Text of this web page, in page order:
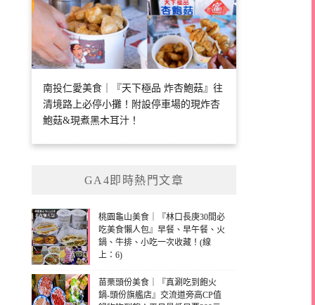
南投仁愛美食｜『天下極品 炸杏鮑菇』往
清境路上必停小攤！附設停車場的現炸杏
鮑菇&現煮黑木耳汁！
GA4即時熱門文章
桃園龜山美食｜『林口長庚30間必
吃美食懶人包』早餐、早午餐、火
鍋、牛排、小吃一次收藏！(線
上：6)
苗栗頭份美食｜『真涮吃到飽火
鍋-頭份旗艦店』交流道旁高CP值